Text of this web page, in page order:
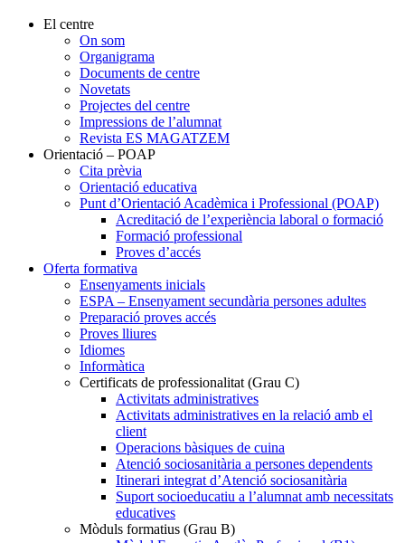
El centre
On som
Organigrama
Documents de centre
Novetats
Projectes del centre
Impressions de l’alumnat
Revista ES MAGATZEM
Orientació – POAP
Cita prèvia
Orientació educativa
Punt d’Orientació Acadèmica i Professional (POAP)
Acreditació de l’experiència laboral o formació
Formació professional
Proves d’accés
Oferta formativa
Ensenyaments inicials
ESPA – Ensenyament secundària persones adultes
Preparació proves accés
Proves lliures
Idiomes
Informàtica
Certificats de professionalitat (Grau C)
Activitats administratives
Activitats administratives en la relació amb el
client
Operacions bàsiques de cuina
Atenció sociosanitària a persones dependents
Itinerari integrat d’Atenció sociosanitària
Suport socioeducatiu a l’alumnat amb necessitats
educatives
Mòduls formatius (Grau B)